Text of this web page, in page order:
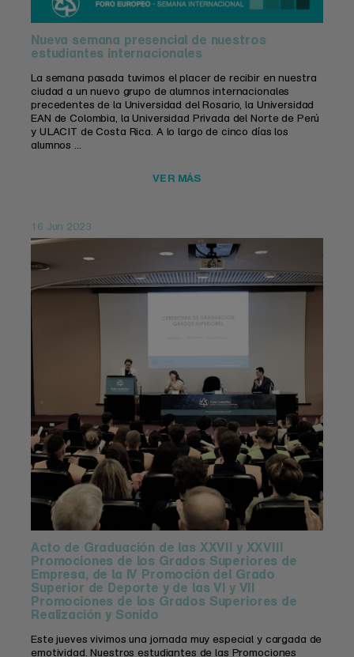
Nueva semana presencial de nuestros
estudiantes internacionales
La semana pasada tuvimos el placer de recibir en nuestra
ciudad a un nuevo grupo de alumnos internacionales
precedentes de la Universidad del Rosario, la Universidad
EAN de Colombia, la Universidad Privada del Norte de Perú
y ULACIT de Costa Rica. A lo largo de cinco días los
alumnos ...
VER MÁS
16 Jun 2023
Acto de Graduación de las XXVII y XXVIII
Promociones de los Grados Superiores de
Empresa, de la IV Promoción del Grado
Superior de Deporte y de las VI y VII
Promociones de los Grados Superiores de
Realización y Sonido
Este jueves vivimos una jornada muy especial y cargada de
emotividad. Nuestros estudiantes de las Promociones